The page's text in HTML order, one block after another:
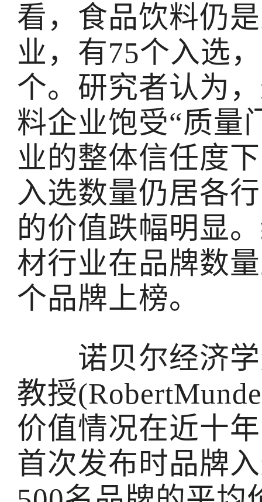
看，食品饮料仍
业，有75个入选
个。研究者认为
料企业饱受“质量
业的整体信任度
入选数量仍居各
的价值跌幅明显
材行业在品牌数
个品牌上榜。
诺贝尔经济学
教授
价值情况在近十
首次发布时品牌